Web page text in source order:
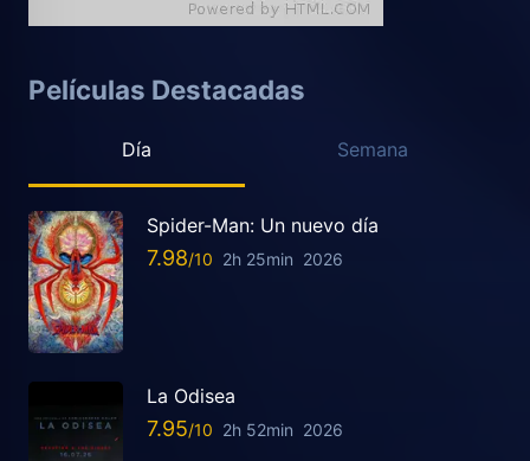
Películas Destacadas
Día Semana
Spider-Man: Un nuevo día
7.98 2h 25min 2026
La Odisea
7.95 2h 52min 2026